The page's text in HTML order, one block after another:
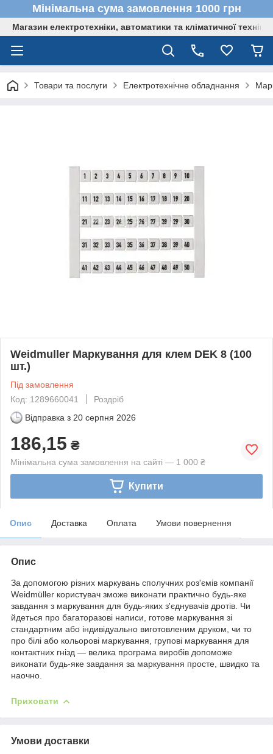
Мінімальна сума замовлення 1000 грн
Магазин електротехніки, автоматики та кліматичної техніки
Товари та послуги Електротехнічне обладнання
Weidmuller Маркування для клем DEK 8 (100
шт.)
Під замовлення
Код: 1289660041
Роздріб
Відправка з 20 серпня 2026
186,15 ₴
Мінімальна сума замовлення на сайті — 1 000 ₴
Купити
Опис Доставка Оплата Умови повернення
Опис
За допомогою різних маркувань сполучних роз'ємів компанії
Weidmüller користувач зможе виконати практично будь-яке
завдання з маркування для будь-яких з'єднувачів дротів. Чи
йдеться про багаторазові написи, готове маркування зі
стандартним або індивідуально виготовленим друком, чи то
про білі або кольорові маркування, групові маркування для
контактних гнізд — велика програма виробів допоможе
виконати будь-яке завдання за маркування просте, швидко та
наочно.
Приховати
Умови доставки